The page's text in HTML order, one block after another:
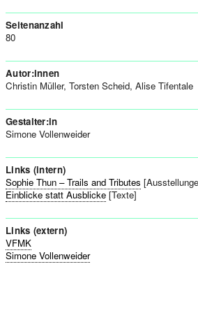
Seitenanzahl
80
Autor:innen
Christin Müller, Torsten Scheid, Alise Tifentale
Gestalter:in
Simone Vollenweider
Links (intern)
Sophie Thun – Trails and Tributes
Einblicke statt Ausblicke [Texte]
Links (extern)
VFMK
Simone Vollenweider